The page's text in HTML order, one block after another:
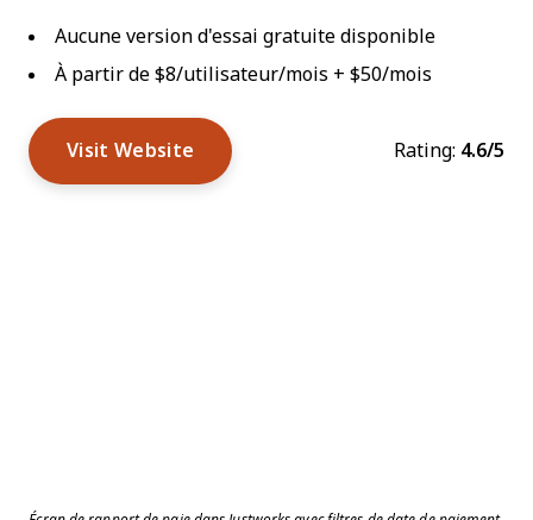
Aucune version d'essai gratuite disponible
À partir de $8/utilisateur/mois + $50/mois
Visit Website Rating: 4.6/5